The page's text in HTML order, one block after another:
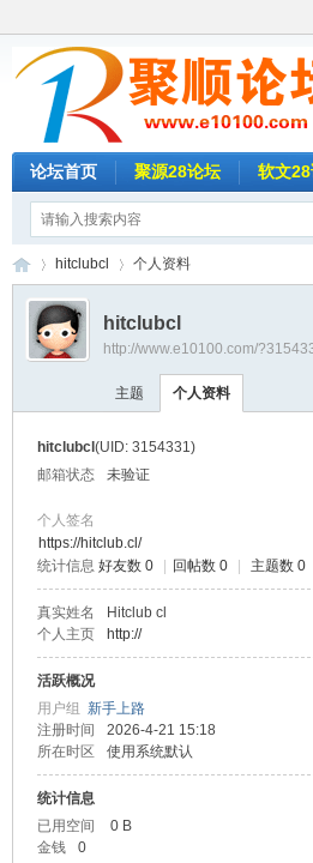
论坛首页 聚源28论坛 软文
›
hitclubcl 个人资料
hitclubcl
http://www.e10100.com/
主题 个人资料
hitclubcl (UID: 3154331)
邮箱状态
未验证
个人签名
https://hitclub.cl/
统计信息 好友数 0 回帖数 0 主题数 0
真实姓名 Hitclub cl
个人主页
http://
活跃概况
用户组 新手上路
注册时间
2026-4-21 15:18
所在时区
使用系统默认
统计信息
已用空间
0 B
金钱
0